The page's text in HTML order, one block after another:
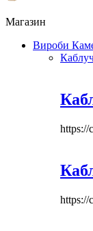
Магазин
Вироби
https://
https://